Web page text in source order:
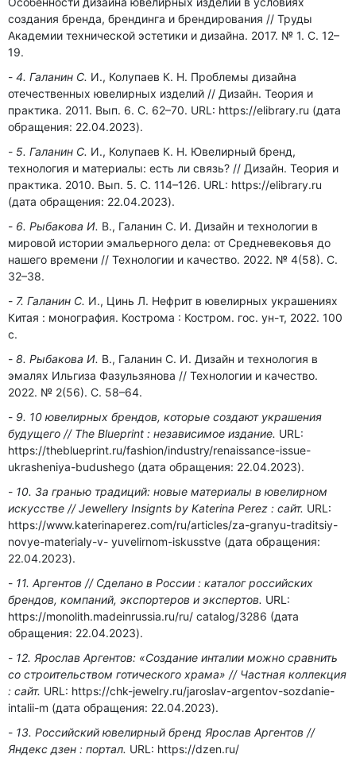
создания бренда, брендинга и брендирования // Труды
Академии технической эстетики и дизайна. 2017. № 1. С. 12–
19.
4. Галанин С. И., Колупаев К. Н. Проблемы дизайна
отечественных ювелирных изделий // Дизайн. Теория и
практика. 2011. Вып. 6. С. 62–70. URL: https://elibrary.ru (дата
обращения: 22.04.2023).
5. Галанин С. И., Колупаев К. Н. Ювелирный бренд,
технология и материалы: есть ли связь? // Дизайн. Теория и
практика. 2010. Вып. 5. С. 114–126. URL: https://elibrary.ru
(дата обращения: 22.04.2023).
6. Рыбакова И. В., Галанин С. И. Дизайн и технологии в
мировой истории эмальерного дела: от Средневековья до
нашего времени // Технологии и качество. 2022. № 4(58). С.
32–38.
7. Галанин С. И., Цинь Л. Нефрит в ювелирных украшениях
Китая : монография. Кострома : Костром. гос. ун-т, 2022. 100
с.
8. Рыбакова И. В., Галанин С. И. Дизайн и технология в
эмалях Ильгиза Фазульзянова // Технологии и качество.
2022. № 2(56). С. 58–64.
9. 10 ювелирных брендов, которые создают украшения
будущего // The Blueprint : независимое издание. URL:
https://theblueprint.ru/fashion/industry/renaissance-issue-
ukrasheniya-budushego (дата обращения: 22.04.2023).
10. За гранью традиций: новые материалы в ювелирном
искусстве // Jewellery Insignts by Katerina Perez : сайт. URL:
https://www.katerinaperez.com/ru/articles/za-granyu-traditsiy-
novye-materialy-v- yuvelirnom-iskusstve (дата обращения:
22.04.2023).
11. Аргентов // Сделано в России : каталог российских
брендов, компаний, экспортеров и экспертов. URL:
https://monolith.madeinrussia.ru/ru/ catalog/3286 (дата
обращения: 22.04.2023).
12. Ярослав Аргентов: «Создание инталии можно сравнить
со строительством готического храма» // Частная коллекция
: сайт. URL: https://chk-jewelry.ru/jaroslav-argentov-sozdanie-
intalii-m (дата обращения: 22.04.2023).
13. Российский ювелирный бренд Ярослав Аргентов //
Яндекс дзен : портал. URL: https://dzen.ru/